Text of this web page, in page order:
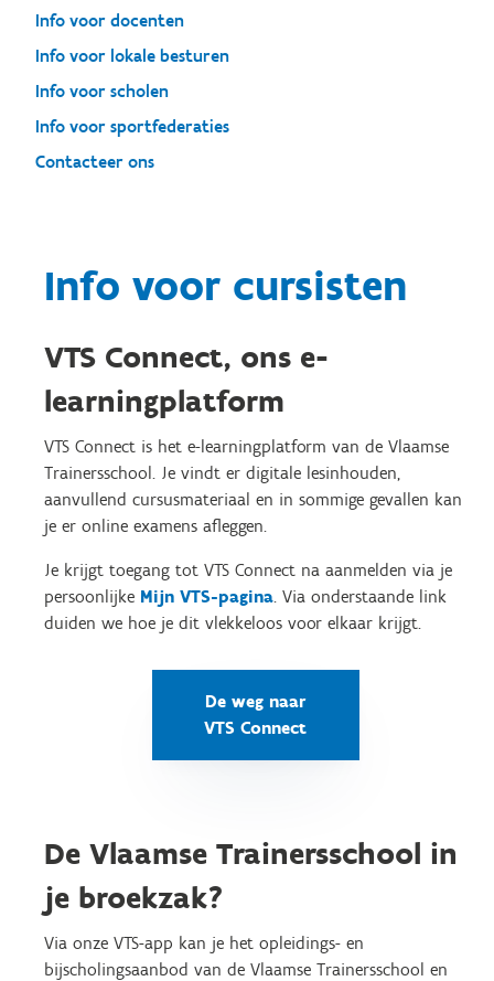
Info voor docenten
Info voor lokale besturen
Info voor scholen
Info voor sportfederaties
Contacteer ons
Info voor cursisten
VTS Connect, ons e-
learningplatform
VTS Connect is het e-learningplatform van de Vlaamse
Trainersschool. Je vindt er digitale lesinhouden,
aanvullend cursusmateriaal en in sommige gevallen kan
je er online examens afleggen.
Je krijgt toegang tot VTS Connect na aanmelden via je
persoonlijke Mijn VTS-pagina. Via onderstaande link
duiden we hoe je dit vlekkeloos voor elkaar krijgt.
De weg naar
VTS Connect
De Vlaamse Trainersschool in
je broekzak?
Via onze VTS-app kan je het opleidings- en
bijscholingsaanbod van de Vlaamse Trainersschool en